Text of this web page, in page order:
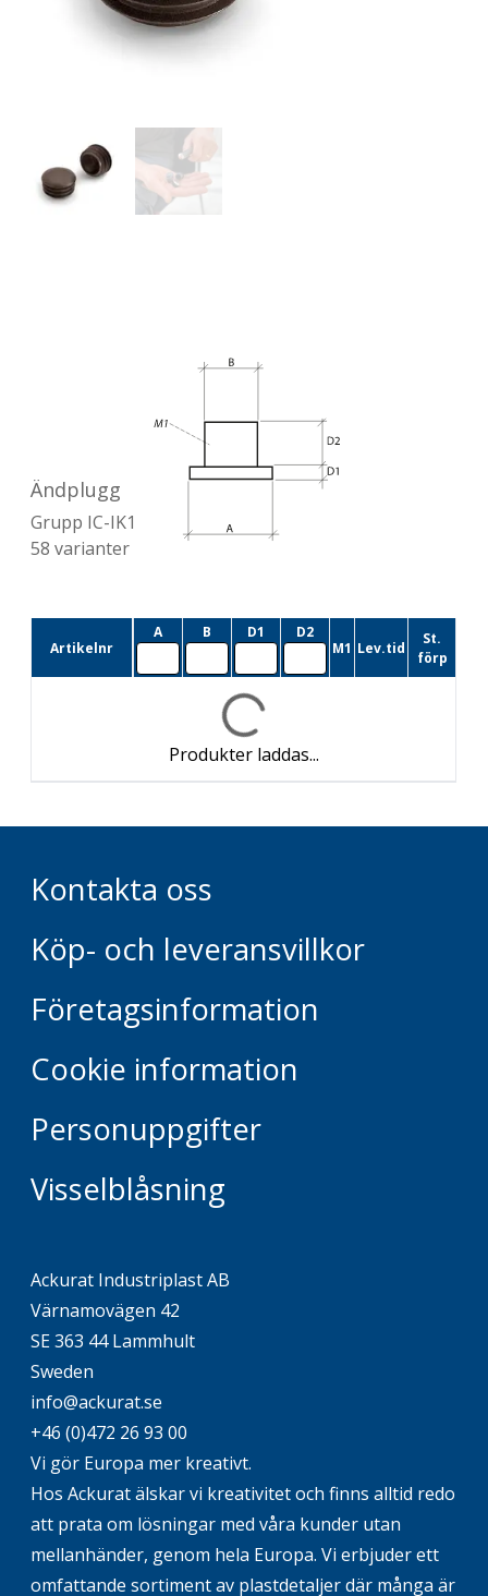
Ändplugg
Grupp IC-IK1
58 varianter
Artikelnr
A B D1
D2
M1 Lev.tid
St.
förp
Produkter laddas...
Kontakta oss
Köp- och leveransvillkor
Företagsinformation
Cookie information
Personuppgifter
Visselblåsning
Ackurat Industriplast AB
Värnamovägen 42
SE 363 44 Lammhult
Sweden
info@ackurat.se
+46 (0)472 26 93 00
Vi gör Europa mer kreativt.
Hos Ackurat älskar vi kreativitet och finns alltid redo
att prata om lösningar med våra kunder utan
mellanhänder, genom hela Europa. Vi erbjuder ett
omfattande sortiment av plastdetaljer där många är